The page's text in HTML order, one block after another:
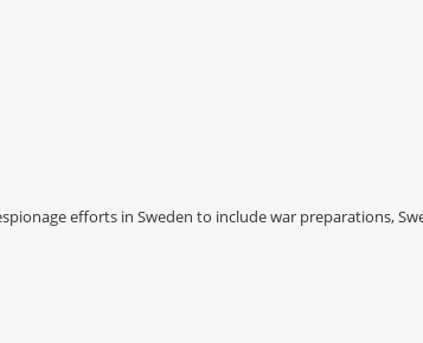
efforts in Sweden to include war preparations,